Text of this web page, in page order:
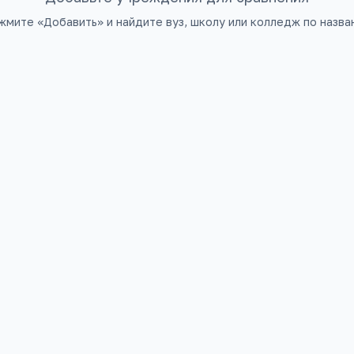
«Добавить» и найдите вуз, школу или колледж по